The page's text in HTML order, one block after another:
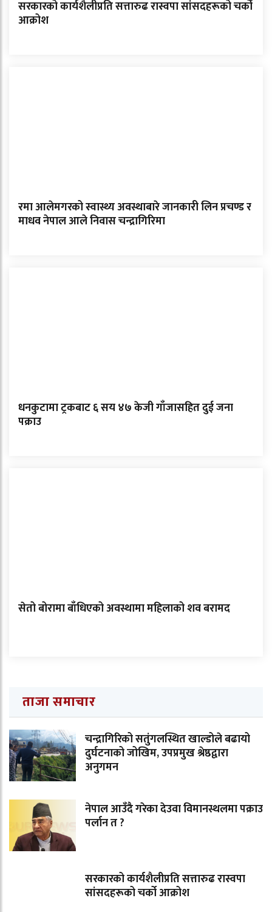
सरकारको कार्यशैलीप्रति सत्तारुढ रास्वपा सांसदहरूको चर्को
आक्रोश
रमा आलेमगरको स्वास्थ्य अवस्थाबारे जानकारी लिन प्रचण्ड र
माधव नेपाल आले निवास चन्द्रागिरिमा
धनकुटामा ट्रकबाट ६ सय ४७ केजी गाँजासहित दुई जना
पक्राउ
सेतो बोरामा बाँधिएको अवस्थामा महिलाको शव बरामद
ताजा समाचार
चन्द्रागिरिको सतुंगलस्थित खाल्डोले बढायो
दुर्घटनाको जोखिम, उपप्रमुख श्रेष्ठद्वारा
अनुगमन
नेपाल आउँदै गरेका देउवा विमानस्थलमा पक्राउ
पर्लान त ?
सरकारको कार्यशैलीप्रति सत्तारुढ रास्वपा
सांसदहरूको चर्को आक्रोश